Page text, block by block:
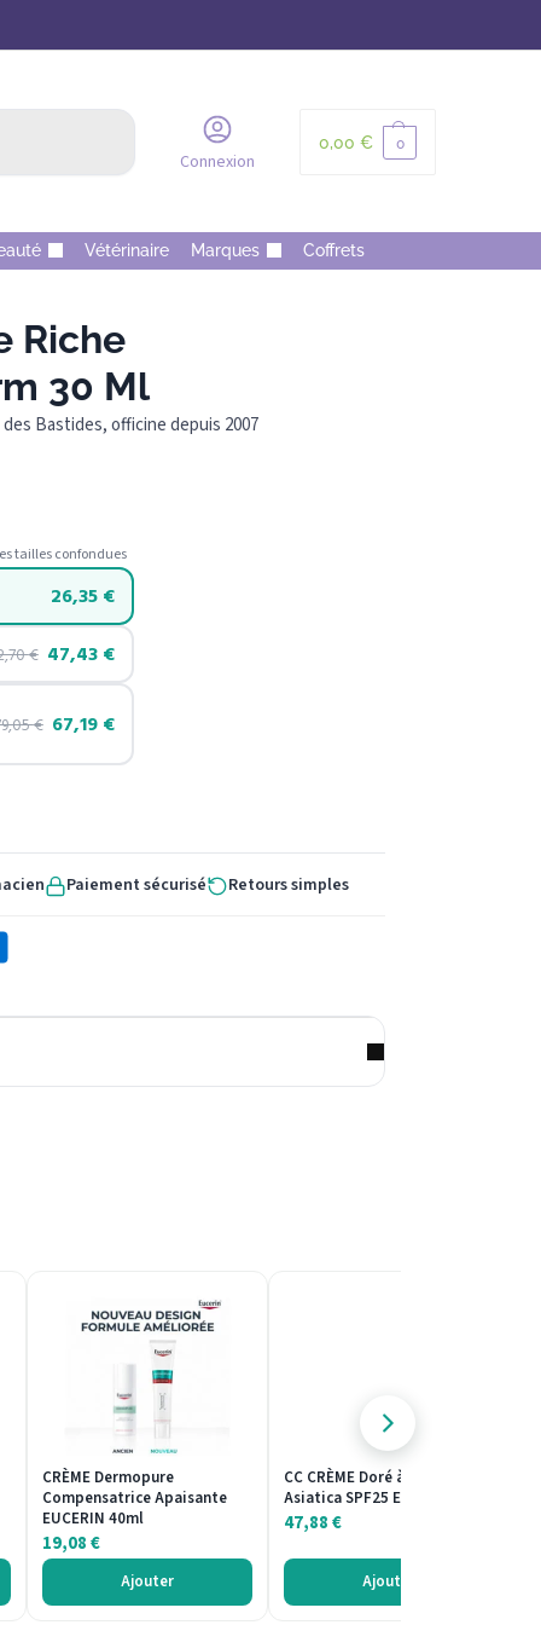
Connexion
0,00 € 0
Vétérinaire Marques Coffrets
Riche
30 Ml
Bastides, officine depuis 2007
tailles confondues
26,35€
€ 47,43€
€ 67,19€
Paiement sécurisé Retours simples
CRÈME Dermopure
Compensatrice Apaisante
EUCERIN 40ml
19,08€
Ajouter
CC CRÈME Doré à la Centella
Asiatica SPF25 Erborian 40ml
47,88€
Ajouter